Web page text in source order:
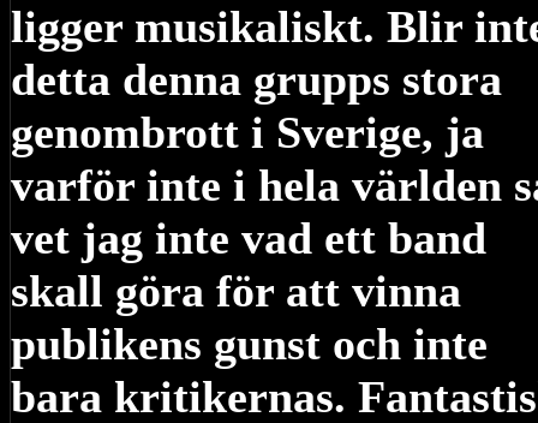
ligger musikaliskt. Blir
detta denna grupps stora
genombrott i Sverige, ja
varför inte i hela världen
vet jag inte vad ett band
skall göra för att vinna
publikens gunst och inte
bara kritikernas.